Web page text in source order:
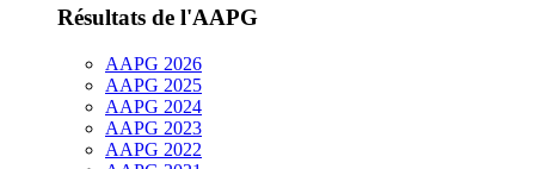
Résultats de l'AAPG
AAPG 2026
AAPG 2025
AAPG 2024
AAPG 2023
AAPG 2022